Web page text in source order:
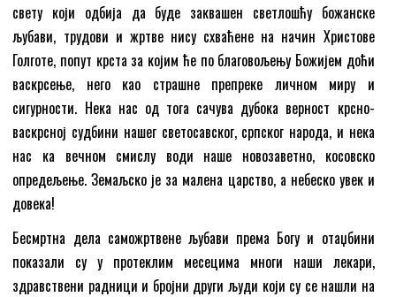
свету који одбија да буде заквашен светлошћу божанске
љубави, трудови и жртве нису схваћене на начин Христове
Голготе, попут крста за којим ће по благовољењу Божијем доћи
васкрсење, него као страшне препреке личном миру и
сигурности. Нека нас од тога сачува дубока верност крсно-
васкрсној судбини нашег светосавског, српског народа, и нека
нас ка вечном смислу води наше новозаветно, косовско
опредељење. Земаљско је за малена царство, а небеско увек и
довека!
Бесмртна дела саможртвене љубави према Богу и отаџбини
показали су у протеклим месецима многи наши лекари,
здравствени радници и бројни други људи који су се нашли на